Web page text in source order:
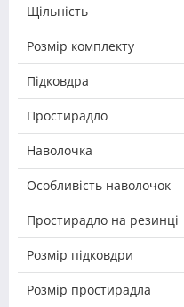
Щільність
Розмір комплекту
Підковдра
Простирадло
Наволочка
Особливість наволочок
Простирадло на резинці
Розмір підковдри
Розмір простирадла